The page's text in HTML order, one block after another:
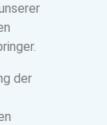
der